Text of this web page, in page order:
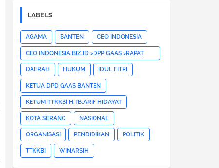
LABELS
AGAMA BANTEN CEO INDONESIA
CEO INDONESIA.BIZ.ID >DPP GAAS >RAPAT
PLENO DPP GAAS >JAKARTA
PUSAT>HOTNEWS>
DAERAH HUKUM IDUL FITRI
KETUA DPD GAAS BANTEN
KETUM TTKKBI H.TB.ARIF HIDAYAT
KOTA SERANG NASIONAL
ORGANISASI PENDIDIKAN POLITIK
TTKKBI WINARSIH